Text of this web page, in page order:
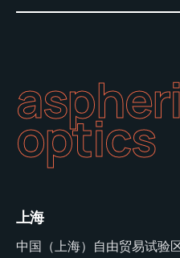
optics
上海
中国（上海）自由贸易试验